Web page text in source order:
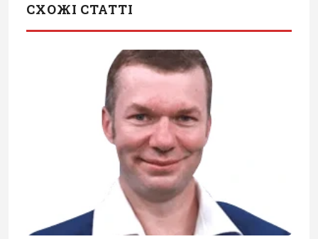
СХОЖІ СТАТТІ